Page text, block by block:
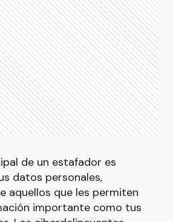
de un estafador es
datos personales,
aquellos que les permiten
importante como tus